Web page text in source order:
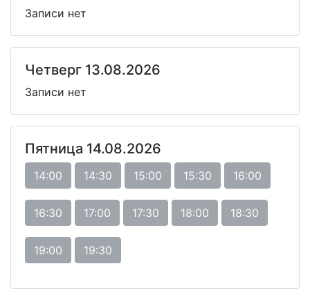
Записи нет
Четверг 13.08.2026
Записи нет
Пятница 14.08.2026
14:00 14:30 15:00 15:30 16:00
16:30 17:00 17:30 18:00 18:30
19:00 19:30